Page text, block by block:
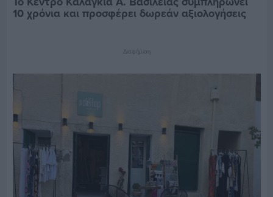
10 χρόνια και προσφέρει δωρεάν αξιολογήσεις
Διαφήμιση